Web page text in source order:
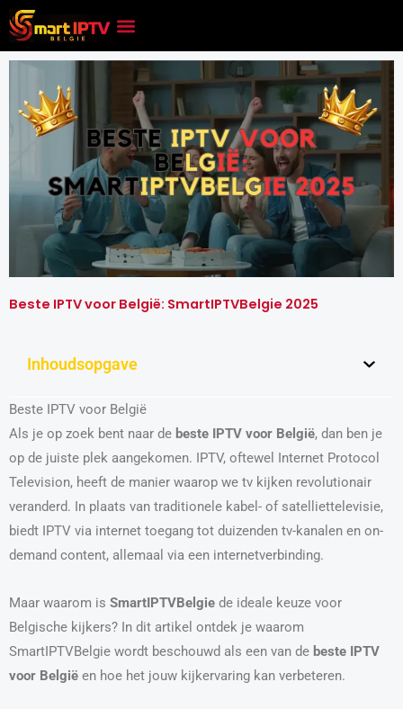
Skip
to
content
Beste IPTV voor België: SmartIPTVBelgie 2025
Inhoudsopgave
Beste IPTV voor België
Als je op zoek bent naar de beste IPTV voor België, dan ben je
op de juiste plek aangekomen. IPTV, oftewel Internet Protocol
Television, heeft de manier waarop we tv kijken revolutionair
veranderd. In plaats van traditionele kabel- of satelliettelevisie,
biedt IPTV via internet toegang tot duizenden tv-kanalen en on-
demand content, allemaal via een internetverbinding.
Maar waarom is SmartIPTVBelgie de ideale keuze voor
Belgische kijkers? In dit artikel ontdek je waarom
SmartIPTVBelgie wordt beschouwd als een van de beste IPTV
voor België en hoe het jouw kijkervaring kan verbeteren.